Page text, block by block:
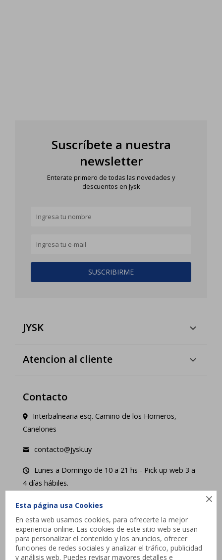

Esta página usa Cookies
En esta web usamos cookies, para ofrecerte la mejor
experiencia online. Las cookies de este sitio web se usan
para personalizar el contenido y los anuncios, ofrecer
funciones de redes sociales y analizar el tráfico, publicidad
y análisis web. Puedes revisar mayores detalles e
Suscríbete a nuestra
newsletter
Enterate primero de todas las novedades y
descuentos en Jysk
SUSCRIBIRME
JYSK
Atencion al cliente
Contacto
Interbalnearia esq. Camino de los Horneros,
Canelones
contacto@jysk.uy
Lunes a Domingo de 10 a 21 hs - Pick up web 3 a
4 días hábiles.
   